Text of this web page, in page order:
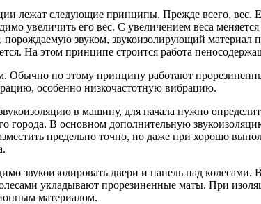
лежат следующие принципы. Прежде всего, вес.
увеличить его вес. С увеличением веса
звуком, звукоизолирующий материал
На этом принципе строится работа
Обычно по этому принципу работают
особенно низкочастотную вибрацию.
в машину, для начала нужно
города. В основном дополнительную
предельно точно, но даже при хорошо
звукоизолировать двери и панель над колесами.
укладывают прорезиненные маты. При
материалом.